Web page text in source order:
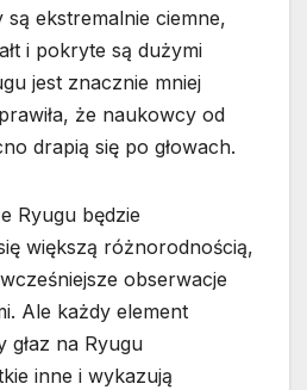
ekstremalnie ciemne,
i pokryte są dużymi
jest znacznie mniej
że naukowcy od
drapią się po głowach.
Ryugu będzie
większą różnorodnością,
obserwacje
Ale każdy element
głaz na Ryugu
inne i wykazują